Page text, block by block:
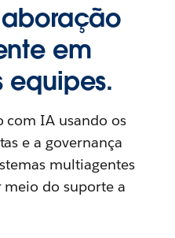
em
equipes.
com IA usando os
e a governança
multiagentes
meio do suporte a